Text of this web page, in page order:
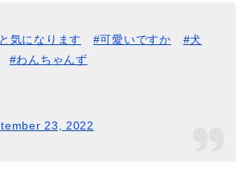
気になります #可愛いですか
#犬
#わんちゃんず
23, 2022